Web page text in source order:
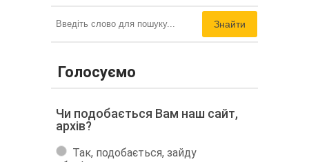
Знайти
Голосуємо
Чи подобається Вам наш сайт,
архів?
Так, подобається, зайду